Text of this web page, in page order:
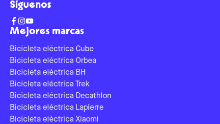
Mejores marcas
Bicicleta eléctrica Cube
Bicicleta eléctrica Orbea
Bicicleta eléctrica BH
Bicicleta eléctrica Trek
Bicicleta eléctrica Decathlon
Bicicleta eléctrica Lapierre
Bicicleta eléctrica Xiaomi
Síguenos